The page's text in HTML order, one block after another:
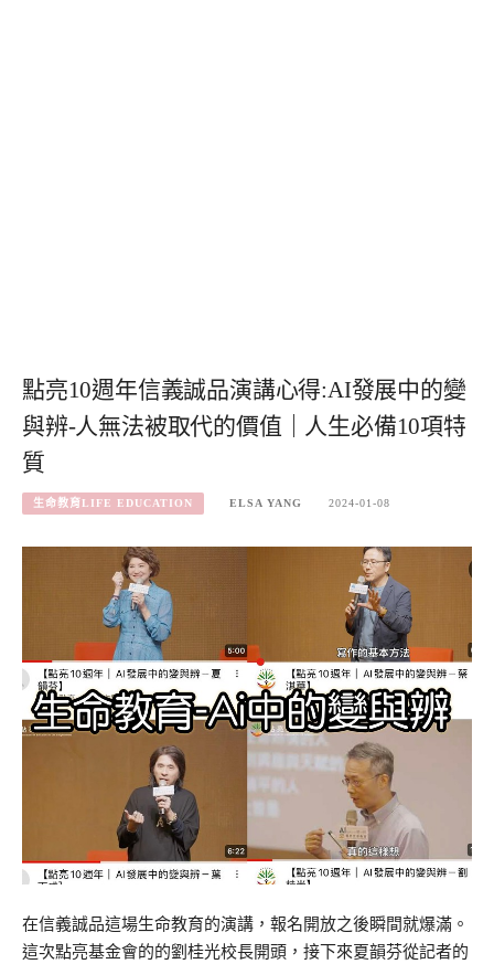
點亮10週年信義誠品演講心得:AI發展中的變
與辨-人無法被取代的價值｜人生必備10項特
質
生命教育LIFE EDUCATION ELSA YANG 2024-01-08
在信義誠品這場生命教育的演講，報名開放之後瞬間就爆滿。
這次點亮基金會的的劉桂光校長開頭，接下來夏韻芬從記者的